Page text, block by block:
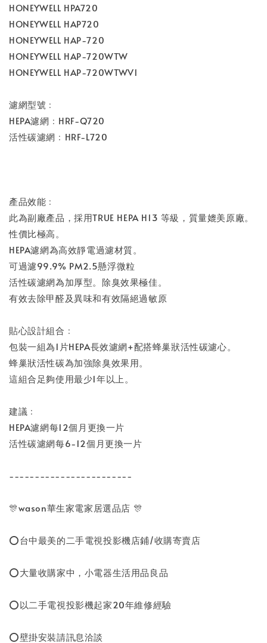
HONEYWELL HPA720
HONEYWELL HAP720
HONEYWELL HAP-720
HONEYWELL HAP-720WTW
HONEYWELL HAP-720WTWV1
濾網型號﹕
HEPA濾網﹕HRF-Q720
活性碳濾網﹕HRF-L720
產品效能﹕
此為副廠產品，採用TRUE HEPA H13 等級，質量媲美原廠。
性價比極高。
HEPA濾網為高效靜電過濾材質。
可過濾99.9% PM2.5懸浮微粒
活性碳濾網為加厚型。除臭效果極佳。
有效去除甲醛及異味和有效隔絕過敏原
貼心設計組合﹕
包裝一組為1片HEPA長效濾網+配搭蜂巢狀活性碳濾心。
蜂巢狀活性碳為加強除臭效果用。
這組合足夠使用最少1年以上。
建議﹕
HEPA濾網每12個月更換一片
活性碳濾網每6-12個月更換一片
------------------------
🎊wason華生家電家居選品店 🎊
⭕台中最美的二手電視投影機店鋪/收購寄賣店
⭕大量收購家中，小電器生活用品良品
⭕以二手電視投影機起家20年維修經驗
⭕壁掛安裝請訊息洽談